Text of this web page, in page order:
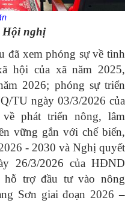
Hội nghị
xem phóng sự về tình
hội của xã năm 2025,
2026; phóng sự triển
TU ngày 03/3/2026 của
phát triển nông, lâm
vững gắn với chế biến,
- 2030 và Nghị quyết
26/3/2026 của HĐND
hỗ trợ đầu tư vào nông
Sơn giai đoạn 2026 –